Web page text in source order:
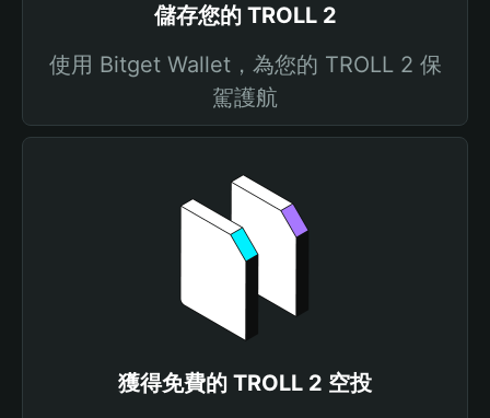
儲存您的 TROLL 2
使用 Bitget Wallet，為您的 TROLL 2 保
駕護航
獲得免費的 TROLL 2 空投